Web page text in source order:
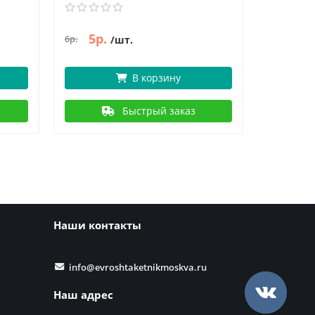
6р. 5р. /шт.
В корзину
Быстрый заказ
Наши контакты
info@evroshtaketnikmoskva.ru
Наш адрес